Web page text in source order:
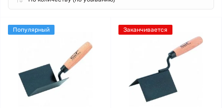
Популярный Заканчивается